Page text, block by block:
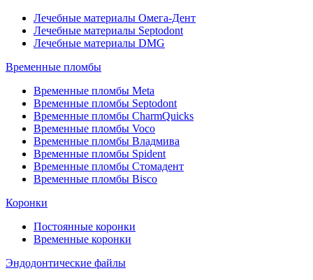
Лечебные материалы Омега-Дент
Лечебные материалы Septodont
Лечебные материалы DMG
Временные пломбы
Временные пломбы Meta
Временные пломбы Septodont
Временные пломбы CharmQuicks
Временные пломбы Voco
Временные пломбы Владмива
Временные пломбы Spident
Временные пломбы Стомадент
Временные пломбы Bisco
Коронки
Постоянные коронки
Временные коронки
Эндодонтические файлы